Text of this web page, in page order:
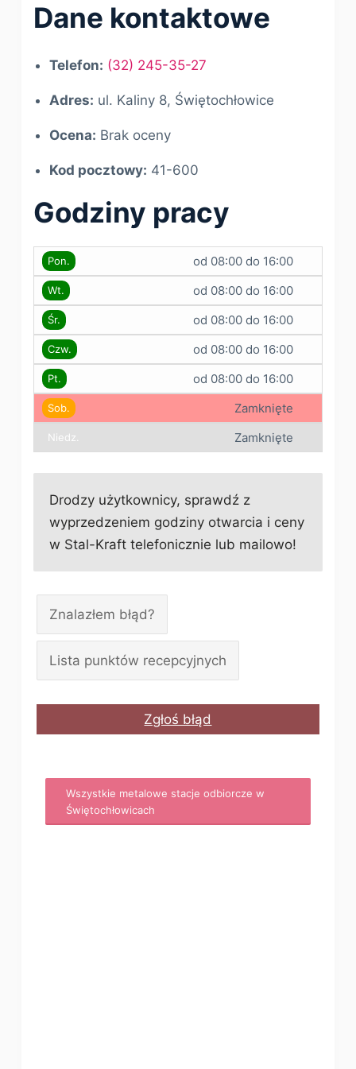
Dane kontaktowe
Telefon: (32) 245-35-27
Adres: ul. Kaliny 8, Świętochłowice
Ocena: Brak oceny
Kod pocztowy: 41-600
Godziny pracy
Pon. od 08:00 do 16:00
Wt. od 08:00 do 16:00
Śr. od 08:00 do 16:00
Czw. od 08:00 do 16:00
Pt. od 08:00 do 16:00
Sob. Zamknięte
Niedz. Zamknięte
Drodzy użytkownicy, sprawdź z
wyprzedzeniem godziny otwarcia i ceny
w Stal-Kraft telefonicznie lub mailowo!
Znalazłem błąd?
Lista punktów recepcyjnych
Zgłoś błąd
Wszystkie metalowe stacje odbiorcze w
Świętochłowicach